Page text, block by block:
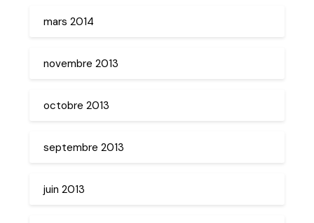
mars 2014
novembre 2013
octobre 2013
septembre 2013
juin 2013